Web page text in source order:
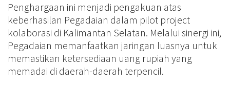
Penghargaan ini menjadi pengakuan atas
keberhasilan Pegadaian dalam pilot project
kolaborasi di Kalimantan Selatan. Melalui sinergi ini,
Pegadaian memanfaatkan jaringan luasnya untuk
memastikan ketersediaan uang rupiah yang
memadai di daerah-daerah terpencil.